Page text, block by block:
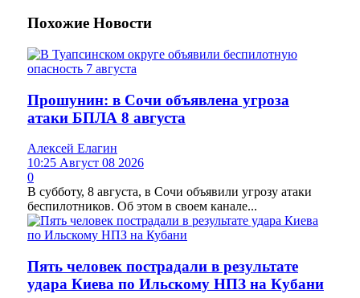
Похожие Новости
Прошунин: в Сочи объявлена угроза
атаки БПЛА 8 августа
Алексей Елагин
10:25 Август 08 2026
0
В субботу, 8 августа, в Сочи объявили угрозу атаки
беспилотников. Об этом в своем канале...
Пять человек пострадали в результате
удара Киева по Ильскому НПЗ на Кубани